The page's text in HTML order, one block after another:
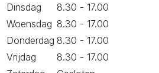
Dinsdag
8.30 - 17.00
Woensdag 8.30 - 17.00
Donderdag 8.30 - 17.00
Vrijdag
8.30 - 17.00